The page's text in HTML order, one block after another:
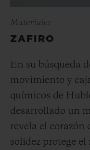
Materiales
ZAFIRO
En su búsqueda
movimiento y
químicos de
desarrollado un
revela el corazón
solidez protege